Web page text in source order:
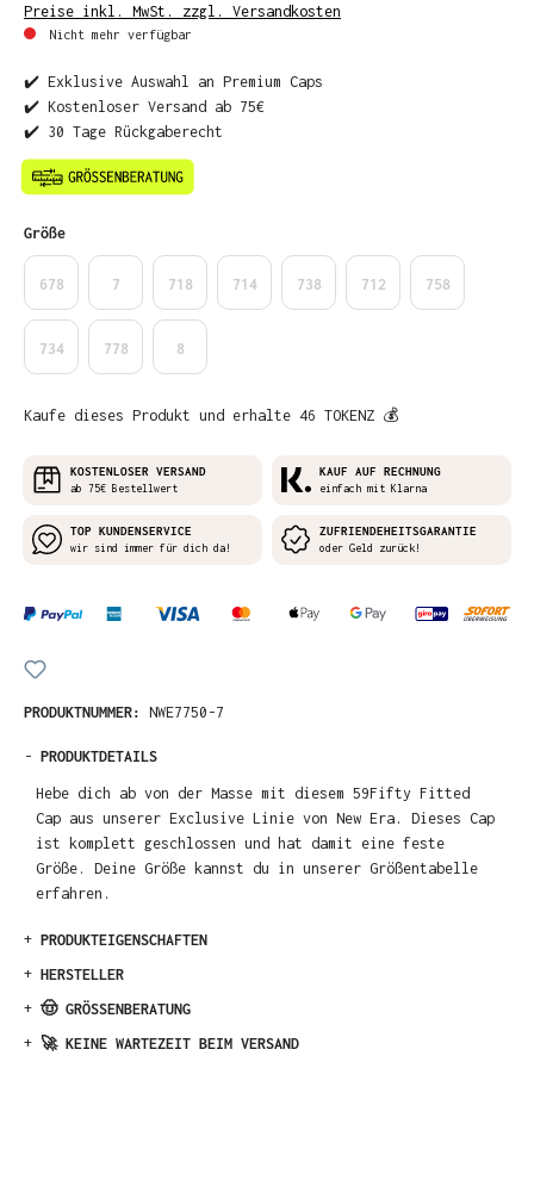
Preise inkl. MwSt. zzgl. Versandkosten
Nicht mehr verfügbar
✔️ Exklusive Auswahl an Premium Caps
✔️ Kostenloser Versand ab 75€
✔️ 30 Tage Rückgaberecht
Größeauswählen
678 7 718 714 738 712 758
734 778 8
Kaufe dieses Produkt und erhalte 46 TOKENZ 💰
KOSTENLOSER VERSAND
ab 75€ Bestellwert
KAUF AUF RECHNUNG
einfach mit Klarna
TOP KUNDENSERVICE
wir sind immer für dich da!
ZUFRIENDEHEITSGARANTIE
oder Geld zurück!
PRODUKTNUMMER: NWE7750-7
- PRODUKTDETAILS
Hebe dich ab von der Masse mit diesem 59Fifty Fitted
Cap aus unserer Exclusive Linie von New Era. Dieses Cap
ist komplett geschlossen und hat damit eine feste
Größe. Deine Größe kannst du in unserer Größentabelle
erfahren.
+ PRODUKTEIGENSCHAFTEN
+ HERSTELLER
+ 🤠 GRÖSSENBERATUNG
+ 🚀 KEINE WARTEZEIT BEIM VERSAND